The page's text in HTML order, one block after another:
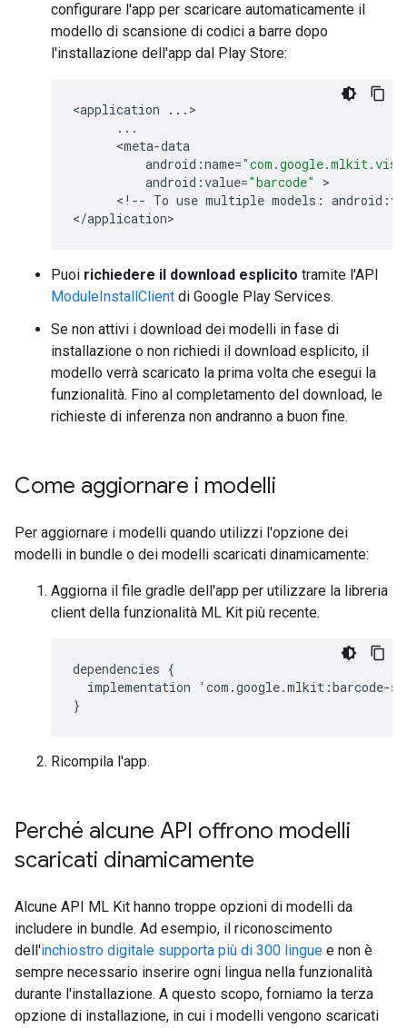
configurare l'app per scaricare automaticamente il
modello di scansione di codici a barre dopo
l'installazione dell'app dal Play Store:
<application ... >
...
      <
meta-data
android :name=
android :value="barcode"
>
      <
! -- To use multiple models : android :
</application
Puoi richiedere il download esplicito tramite l'API
ModuleInstallClient di Google Play Services.
Se non attivi i download dei modelli in fase di
installazione o non richiedi il download esplicito, il
modello verrà scaricato la prima volta che esegui la
funzionalità. Fino al completamento del download, le
richieste di inferenza non andranno a buon fine.
Come aggiornare i modelli
Per aggiornare i modelli quando utilizzi l'opzione dei
modelli in bundle o dei modelli scaricati dinamicamente:
Aggiorna il file gradle dell'app per utilizzare la libreria
client della funzionalità ML Kit più recente.
dependencies {
implementation
' com .google.mlkit :barcode-
}
Ricompila l'app.
Perché alcune API offrono modelli
scaricati dinamicamente
Alcune API ML Kit hanno troppe opzioni di modelli da
includere in bundle. Ad esempio, il riconoscimento
dell'inchiostro digitale supporta più di 300 lingue e non è
sempre necessario inserire ogni lingua nella funzionalità
durante l'installazione. A questo scopo, forniamo la terza
opzione di installazione, in cui i modelli vengono scaricati